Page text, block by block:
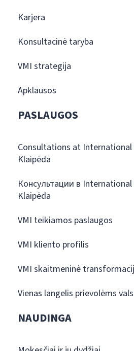
Karjera
Konsultacinė taryba
VMI strategija
Apklausos
PASLAUGOS
Consultations at International
Klaipėda
Консультации в
Klaipėda
VMI teikiamos paslaugos
VMI kliento profilis
VMI skaitmeninė
Vienas langelis prievolėms
NAUDINGA